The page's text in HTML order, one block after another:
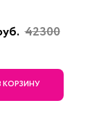
42300
КОРЗИНУ